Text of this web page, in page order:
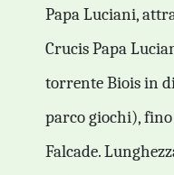
Papa Luciani,
Crucis Papa
torrente Biois in
parco giochi),
Falcade.